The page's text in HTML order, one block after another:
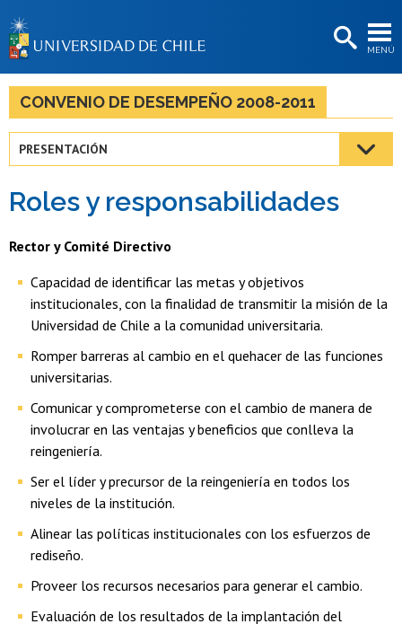
MENÚ
BIBLIOTECAS
LA UNIVERSIDAD
Estudiantes
Académicas/os
Funcionarias/os
Egresadas/os
CONVENIO DE DESEMPEÑO 2008-2011
PRESENTACIÓN
Roles y responsabilidades
Rector y Comité Directivo
Capacidad de identificar las metas y objetivos
institucionales, con la finalidad de transmitir la misión de la
Universidad de Chile a la comunidad universitaria.
Romper barreras al cambio en el quehacer de las funciones
universitarias.
Comunicar y comprometerse con el cambio de manera de
involucrar en las ventajas y beneficios que conlleva la
reingeniería.
Ser el líder y precursor de la reingeniería en todos los
niveles de la institución.
Alinear las políticas institucionales con los esfuerzos de
rediseño.
Proveer los recursos necesarios para generar el cambio.
Evaluación de los resultados de la implantación del